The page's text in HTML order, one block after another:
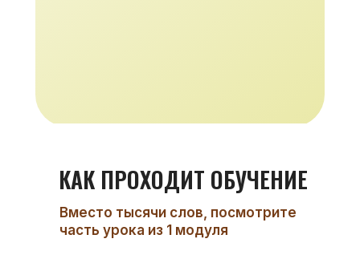
КАК ПРОХОДИТ ОБУЧЕНИЕ
Вместо тысячи слов, посмотрите
часть урока из 1 модуля